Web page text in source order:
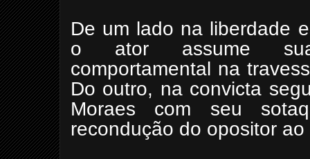
De um lado na liberdade
o ator assume sua
comportamental na
Do outro, na convicta
Moraes com seu
recondução do opositor